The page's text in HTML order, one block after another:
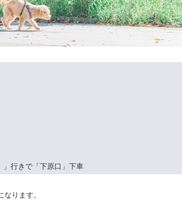
行きで「下原口」下車
ります。